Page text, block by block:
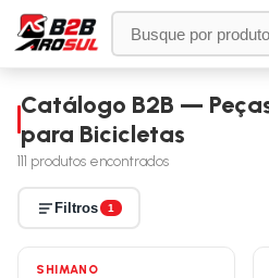
Catálogo B2B —
para Bicicletas
111 produtos encontrados
Filtros 1
SHIMANO